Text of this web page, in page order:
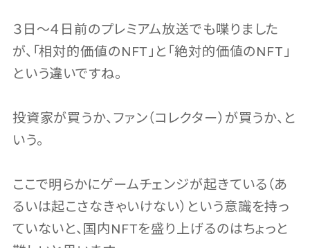
３日〜４日前のプレミアム放送でも喋りました
が、「相対的価値のNFT」と「絶対的価値のNFT」
という違いですね。
投資家が買うか、ファン（コレクター）が買うか、と
いう。
ここで明らかにゲームチェンジが起きている（あ
るいは起こさなきゃいけない）という意識を持っ
ていないと、国内NFTを盛り上げるのはちょっと